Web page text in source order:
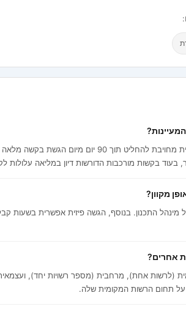
על פי חוק התכנון והבנייה, הוועדה המקומית מחויבת
בעוד בקשות מורכבות הדורשות דיון במליאה עלולות
מקוון?
אחרים?
(לרשות אחת), מרחבית (מספר רשויות יחד),
תחום הרשות המקומית שלה.